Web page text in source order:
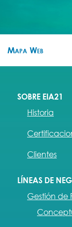
Mapa Web
SOBRE EIA21
Historia
Clientes
LÍNEAS DE
Gestión de